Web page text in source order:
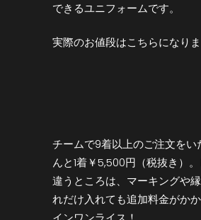
できるユニフォームです。
実際のお値段はこちらになりま
チームで9着以上のご注文をい
んと1着￥5,500円（税抜き）
違うところは、マーキングや
れだけ入れても追加料金がか